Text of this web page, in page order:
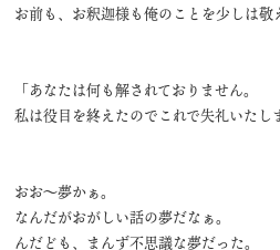
お前も、お釈迦様も俺のことを少しは敬
「あなたは何も解されておりません。
私は役目を終えたのでこれで失礼いたし
おお～夢かぁ。
なんだがおがしい話の夢だなぁ。
んだども、まんず不思議な夢だった。